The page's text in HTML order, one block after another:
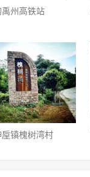
州高铁站
垕镇槐树湾村